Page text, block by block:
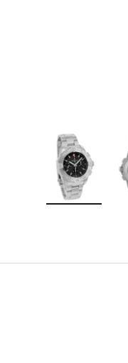
Bild 1 in